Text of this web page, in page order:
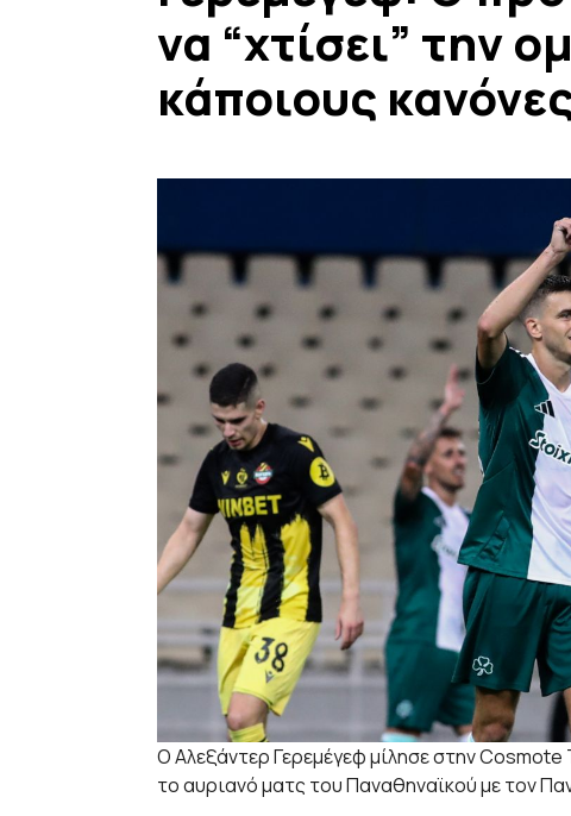
να “χτίσει” την
κάποιους
Ο Αλεξάντερ Γερεμέγεφ μίλησε στην Cosmote
το αυριανό ματς του Παναθηναϊκού με τον